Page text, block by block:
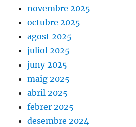
novembre 2025
octubre 2025
agost 2025
juliol 2025
juny 2025
maig 2025
abril 2025
febrer 2025
desembre 2024